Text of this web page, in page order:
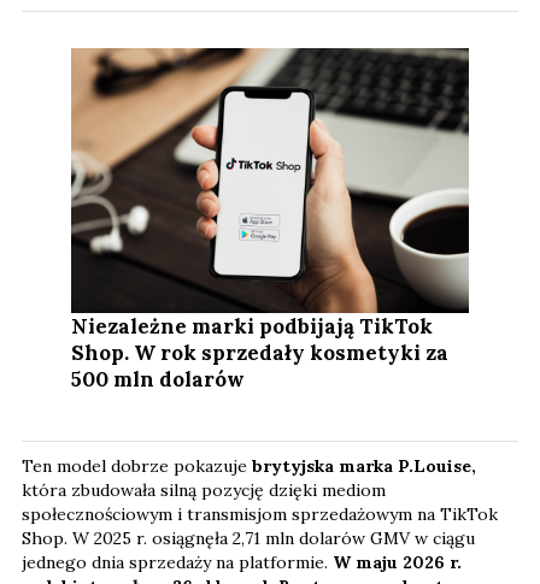
Niezależne marki podbijają TikTok
Shop. W rok sprzedały kosmetyki za
500 mln dolarów
Ten model dobrze pokazuje brytyjska marka P.Louise,
która zbudowała silną pozycję dzięki mediom
społecznościowym i transmisjom sprzedażowym na TikTok
Shop. W 2025 r. osiągnęła 2,71 mln dolarów GMV w ciągu
jednego dnia sprzedaży na platformie. W maju 2026 r.